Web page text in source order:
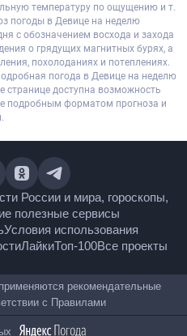
температуру по ощущению и т.
погоды в Девице на неделю
с обозначением восхода и захода
о грядущих магнитных бурях, а
похолоданиях и потеплениях.
погода в Девице на неделю
странице доступна возможность
подробным форматом прогноза и
России и мира,
другие полезные сервисы
Условия использования
ЛайкиТоп-100
применяются
в соответствии сПравилами